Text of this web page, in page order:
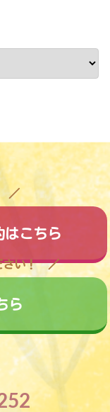
はこちら
さい！
ら